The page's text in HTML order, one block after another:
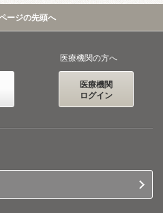
ージの先頭へ
医療機関の方へ
医療機関
ログイン